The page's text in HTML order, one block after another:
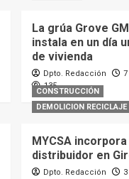
La grúa Grove
instala en un día
de vivienda
Dpto. Redacción
135
CONSTRUCCIÓN
DEMOLICION RECICLAJE
MYCSA
distribuidor en
Dpto. Redacción